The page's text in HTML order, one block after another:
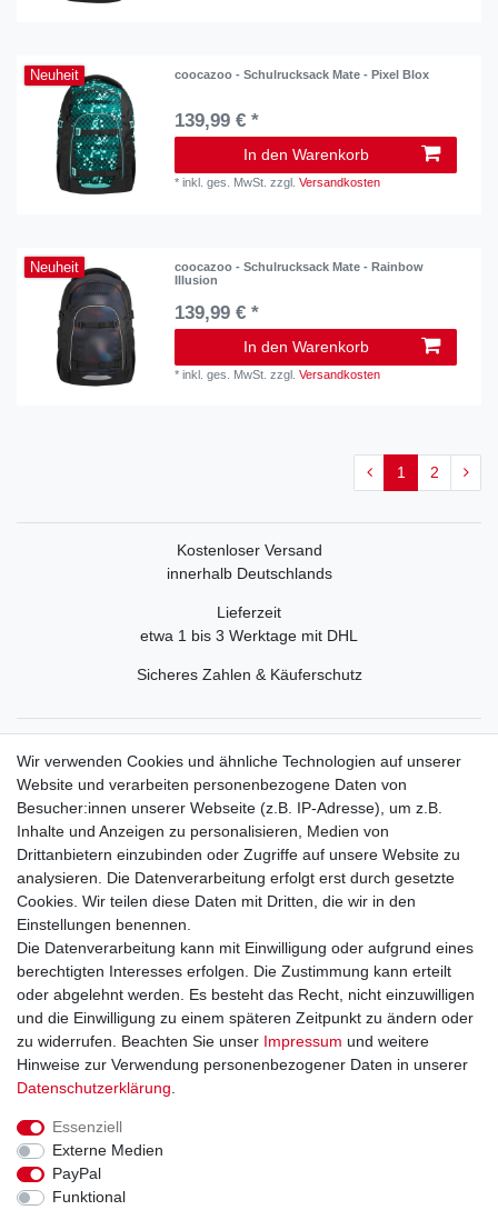
Neuheit coocazoo - Schulrucksack Mate - Pixel Blox
139,99 € *
In den Warenkorb
*inkl. ges. MwSt. zzgl.Versandkosten
Neuheit
coocazoo - Schulrucksack Mate - Rainbow
Illusion
139,99 € *
In den Warenkorb
*inkl. ges. MwSt. zzgl.Versandkosten
1 2
Kostenloser Versand
innerhalb Deutschlands
Lieferzeit
etwa 1 bis 3 Werktage mit DHL
Sicheres Zahlen & Käuferschutz
Rechtliche Informationen
Widerrufsrecht
Widerrufsformular
Datenschutzerklärung
AGB
Impressum
Vertrag widerrufen Kontakt
Zahlungsarten
Kreditkarte
Lastschrift
Apple Pay
Google Pay
Wir verwenden Cookies und ähnliche Technologien auf unserer
Website und verarbeiten personenbezogene Daten von
Besucher:innen unserer Webseite (z.B. IP-Adresse), um z.B.
Inhalte und Anzeigen zu personalisieren, Medien von
Drittanbietern einzubinden oder Zugriffe auf unsere Website zu
analysieren. Die Datenverarbeitung erfolgt erst durch gesetzte
Cookies. Wir teilen diese Daten mit Dritten, die wir in den
Einstellungen benennen.
Die Datenverarbeitung kann mit Einwilligung oder aufgrund eines
berechtigten Interesses erfolgen. Die Zustimmung kann erteilt
oder abgelehnt werden. Es besteht das Recht, nicht einzuwilligen
und die Einwilligung zu einem späteren Zeitpunkt zu ändern oder
zu widerrufen. Beachten Sie unser Impressum und weitere
Hinweise zur Verwendung personenbezogener Daten in unserer
Daten­schutz­erklärung
Essenziell
Externe Medien
PayPal
Funktional